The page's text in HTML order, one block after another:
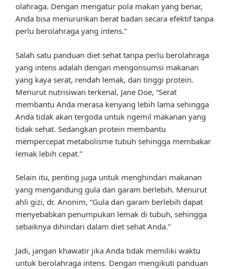
olahraga. Dengan mengatur pola makan yang benar,
Anda bisa menurunkan berat badan secara efektif tanpa
perlu berolahraga yang intens.”
Salah satu panduan diet sehat tanpa perlu berolahraga
yang intens adalah dengan mengonsumsi makanan
yang kaya serat, rendah lemak, dan tinggi protein.
Menurut nutrisiwan terkenal, Jane Doe, “Serat
membantu Anda merasa kenyang lebih lama sehingga
Anda tidak akan tergoda untuk ngemil makanan yang
tidak sehat. Sedangkan protein membantu
mempercepat metabolisme tubuh sehingga membakar
lemak lebih cepat.”
Selain itu, penting juga untuk menghindari makanan
yang mengandung gula dan garam berlebih. Menurut
ahli gizi, dr. Anonim, “Gula dan garam berlebih dapat
menyebabkan penumpukan lemak di tubuh, sehingga
sebaiknya dihindari dalam diet sehat Anda.”
Jadi, jangan khawatir jika Anda tidak memiliki waktu
untuk berolahraga intens. Dengan mengikuti panduan